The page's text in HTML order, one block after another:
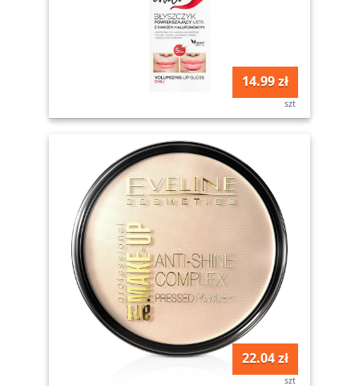
14.99 zł
szt
22.04 zł
szt